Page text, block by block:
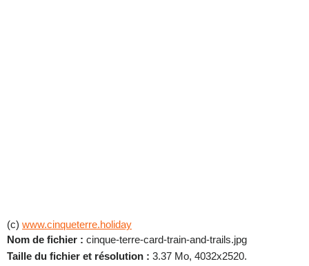
(c) www.cinqueterre.holiday
Nom de fichier : cinque-terre-card-train-and-trails.jpg
Taille du fichier et résolution : 3.37 Mo, 4032x2520.